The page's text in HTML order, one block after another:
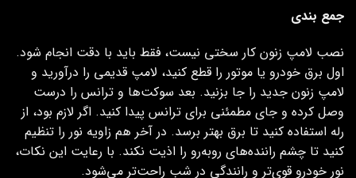
جمع بندی
نصب لامپ زنون کار سختی نیست، فقط باید با دقت انجام شود.
اول برق خودرو یا موتور را قطع کنید، لامپ قدیمی را درآورید و
لامپ زنون جدید را جا بزنید. بعد سوکت‌ها و ترانس را درست
وصل کرده و جای مطمئنی برای ترانس پیدا کنید. اگر لازم بود، از
رله استفاده کنید تا برق بهتر برسد. در آخر هم زاویه نور را تنظیم
کنید تا چشم راننده‌های روبه‌رو را اذیت نکند. با رعایت این نکات،
نور خودرو قوی‌تر و رانندگی در شب راحت‌تر می‌شود.